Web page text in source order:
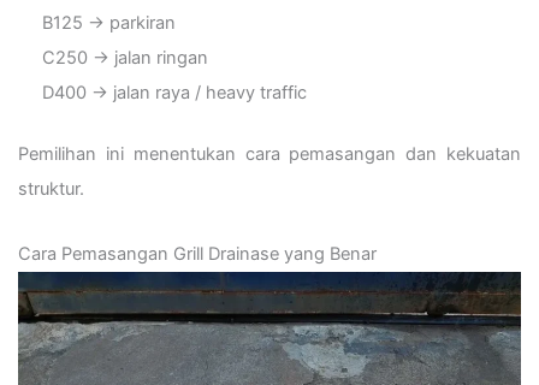
B125 → parkiran
C250 → jalan ringan
D400 → jalan raya / heavy traffic
Pemilihan ini menentukan cara pemasangan dan kekuatan
struktur.
Cara Pemasangan Grill Drainase yang Benar